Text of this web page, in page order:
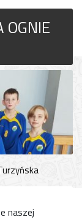
OGNIE
naszej